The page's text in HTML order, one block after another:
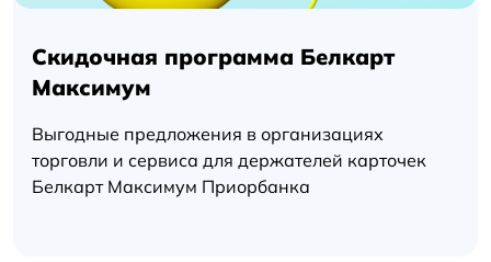
Скидочная программа Белкарт
Максимум
Выгодные предложения в организациях
торговли и сервиса для держателей карточек
Белкарт Максимум Приорбанка